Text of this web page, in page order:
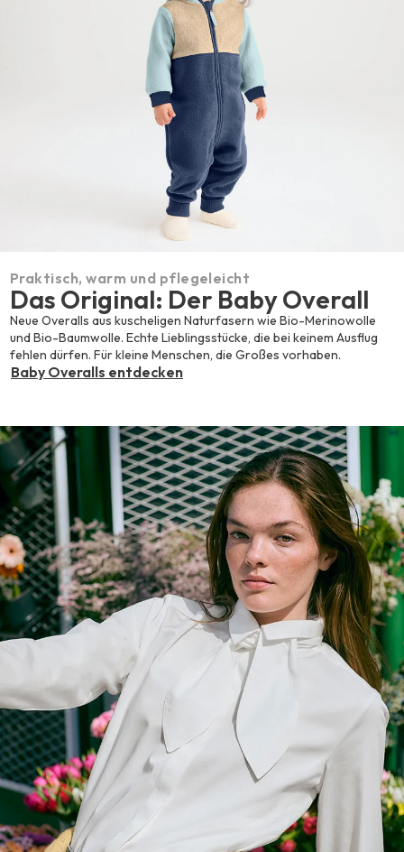
Praktisch, warm und pflegeleicht
Das Original: Der Baby Overall
Neue Overalls aus kuscheligen Naturfasern wie Bio-Merinowolle
und Bio-Baumwolle. Echte Lieblingsstücke, die bei keinem Ausflug
fehlen dürfen. Für kleine Menschen, die Großes vorhaben.
Baby Overalls entdecken